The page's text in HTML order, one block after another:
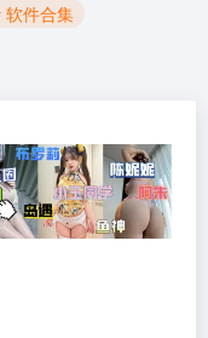
软件合集